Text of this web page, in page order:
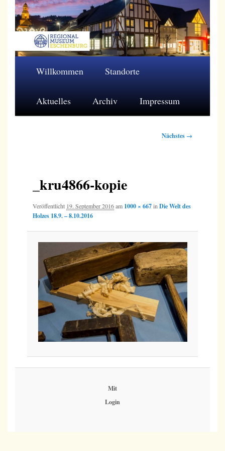
Zum
primären
Inhalt
Regionalmuseum Eschenburg e.V.
Willkommen Standorte
Aktuelles Archiv Impressum
Nächstes →
_kru4866-kopie
Veröffentlicht 19. September 2016am 1000 × 667in Die Welt des
Holzes 18.9. – 8.10.2016
Mit
Login